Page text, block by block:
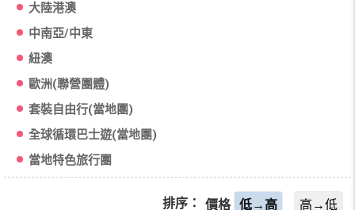
大陸港澳
中南亞/中東
紐澳
歐洲(聯營團體)
套裝自由行(當地團)
全球循環巴士遊(當地團)
當地特色旅行團
排序： 價格 低→高 高→低